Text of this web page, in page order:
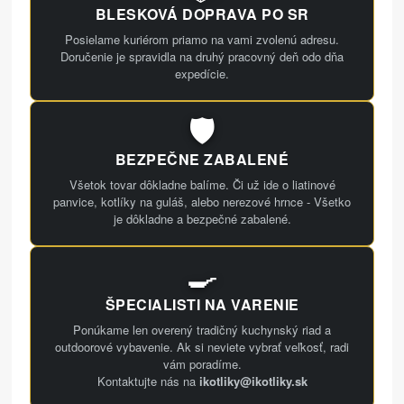
BLESKOVÁ DOPRAVA PO SR
Posielame kuriérom priamo na vami zvolenú adresu.
Doručenie je spravidla na druhý pracovný deň odo dňa
expedície.
🛡️
BEZPEČNE ZABALENÉ
Všetok tovar dôkladne balíme. Či už ide o liatinové
panvice, kotlíky na guláš, alebo nerezové hrnce - Všetko
je dôkladne a bezpečné zabalené.
🍳
ŠPECIALISTI NA VARENIE
Ponúkame len overený tradičný kuchynský riad a
outdoorové vybavenie. Ak si neviete vybrať veľkosť, radi
vám poradíme.
Kontaktujte nás na ikotliky@ikotliky.sk